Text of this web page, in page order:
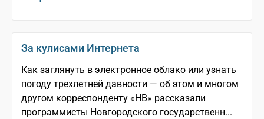
За кулисами Интернета
Как заглянуть в электронное облако или узнать
погоду трехлетней давности — об этом и многом
другом корреспонденту «НВ» рассказали
программисты Новгородского государственн...